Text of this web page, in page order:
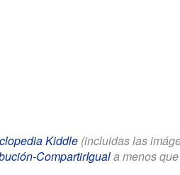
Kiddle(incluidas las
CompartirIguala menos